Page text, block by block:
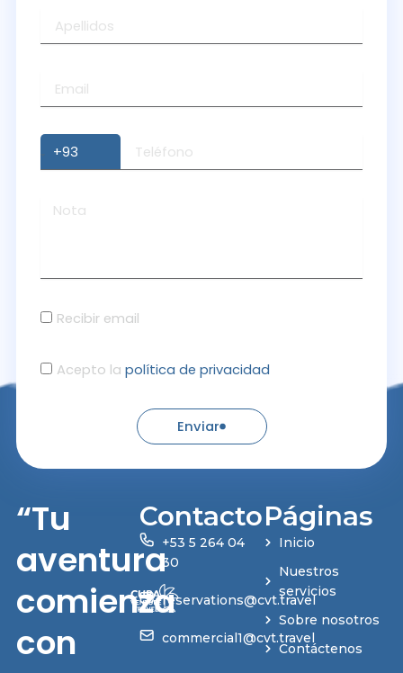
Recibir email
Acepto la política de privacidad
Enviar
“Tu
aventura
comienza
con
Contacto
+53 5 264 04
30
reservations@cvt.travel
commercial1@cvt.travel
Páginas
Inicio
Nuestros
servicios
Sobre nosotros
Contáctenos